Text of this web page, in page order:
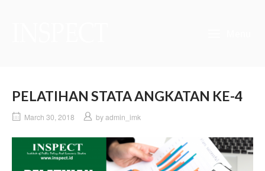
PELATIHAN STATA ANGKATAN KE-4
March 30, 2018 byadmin_imk